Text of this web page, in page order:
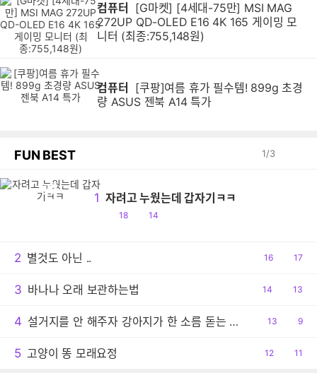
컴퓨터
272UP QD-OLED E16 4K 165 게이밍 모
니터 (최종:755,148원)
컴퓨터
량 ASUS 젠북 A14 특가
FUN BEST 1/3
1 자려고 누웠는데 갑자기ㅋㅋ
공
18
댓
14
자
2 별것도 아닌 ..
공
16
댓
17
3 바나나 오래 보관하는법
공
14
댓
13
4 설거지를 안 해주자 강아지가 한 소름 돋는 행동
공
13
댓
9
5 고양이 똥 모래요정
공
12
댓
11